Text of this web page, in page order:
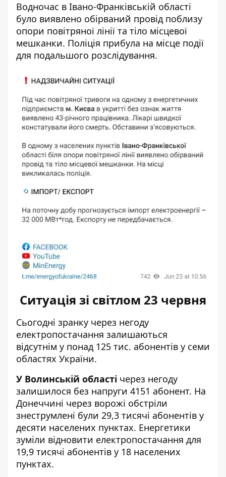
Водночас в Івано-Франківській області
було виявлено обірваний провід поблизу
опори повітряної лінії та тіло місцевої
мешканки. Поліція прибула на місце події
для подальшого розслідування.
Ситуація зі світлом 23 червня
Сьогодні зранку через негоду
електропостачання залишаються
відсутнім у понад 125 тис. абонентів у семи
областях України.
У Волинській області через негоду
залишилося без напруги 4151 абонент. На
Донеччині через ворожі обстріли
знеструмлені були 29,3 тисячі абонентів у
десяти населених пунктах. Енергетики
зуміли відновити електропостачання для
19,9 тисячі абонентів у 18 населених
пунктах.